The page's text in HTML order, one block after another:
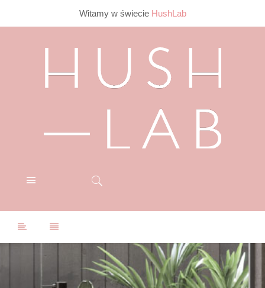
Witamy w świecie HushLab